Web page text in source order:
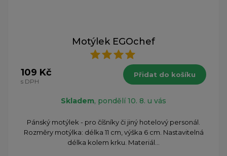
Motýlek EGOchef
109 Kč
s DPH
Přidat do košíku
Skladem, pondělí 10. 8. u vás
Pánský motýlek - pro číšníky či jiný hotelový personál.
Rozměry motýlka: délka 11 cm, výška 6 cm. Nastavitelná
délka kolem krku. Materiál...